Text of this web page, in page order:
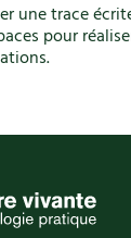
une trace
pour